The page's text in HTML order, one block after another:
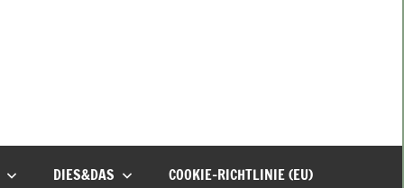
DIES&DAS COOKIE-RICHTLINIE (EU)